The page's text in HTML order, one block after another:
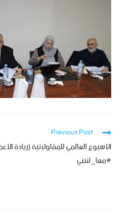
Previous Post
#معا_لنبني